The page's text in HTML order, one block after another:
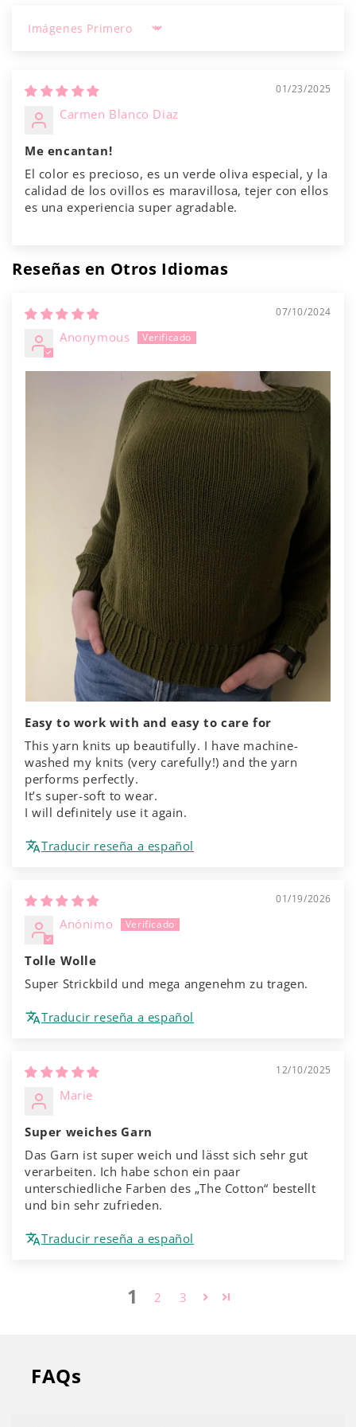
Sort by
01/23/2025
Carmen Blanco Diaz
Me encantan!
El color es precioso, es un verde oliva especial, y la
calidad de los ovillos es maravillosa, tejer con ellos
es una experiencia super agradable.
Reseñas en Otros Idiomas
07/10/2024
Anonymous
Easy to work with and easy to care for
This yarn knits up beautifully. I have machine-
washed my knits (very carefully!) and the yarn
performs perfectly.
It’s super-soft to wear.
I will definitely use it again.
Traducir reseña a español
01/19/2026
Anónimo
Tolle Wolle
Super Strickbild und mega angenehm zu tragen.
Traducir reseña a español
12/10/2025
Marie
Super weiches Garn
Das Garn ist super weich und lässt sich sehr gut
verarbeiten. Ich habe schon ein paar
unterschiedliche Farben des „The Cotton“ bestellt
und bin sehr zufrieden.
Traducir reseña a español
1 2 3
FAQs